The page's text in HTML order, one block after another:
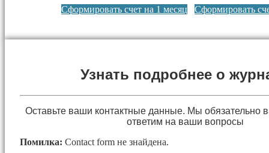
Сформировать счет на 1 месяц Сформировать
Узнать подробнее о
Оставьте ваши контактные данные. Мы обязательно
ответим на ваши вопросы
Помилка: Contact form не знайдена.